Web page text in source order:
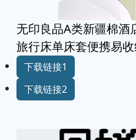
无印良品A类新疆棉酒
旅行床单床套便携易
下载链接1
下载链接2